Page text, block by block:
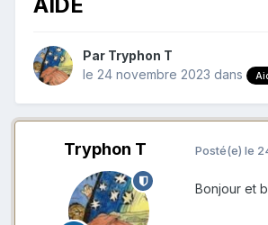
Par Tryphon T
le 24 novembre 2023 dans
Tryphon T Posté(e) le
Bonjour et